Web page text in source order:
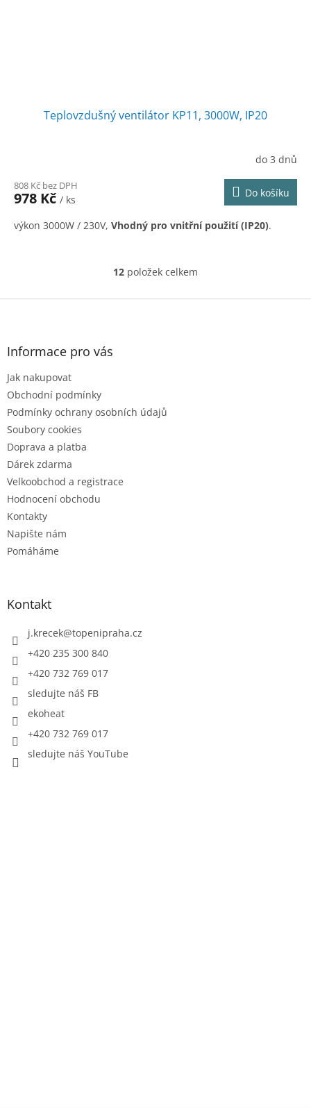
Teplovzdušný ventilátor KP11, 3000W, IP20
do 3 dnů
808 Kč bez DPH
978 Kč / ks
Do košíku
výkon 3000W / 230V, Vhodný pro vnitřní použití (IP20).
O
l
v
k
12 položek celkem
Z
Informace pro vás
Jak nakupovat
Obchodní podmínky
Podmínky ochrany osobních údajů
Soubory cookies
Doprava a platba
Dárek zdarma
Velkoobchod a registrace
Hodnocení obchodu
Kontakty
Napište nám
Pomáháme
Kontakt
j.krecek@topenipraha.cz
+420 235 300 840
+420 732 769 017
sledujte náš FB
ekoheat
+420 732 769 017
sledujte náš YouTube